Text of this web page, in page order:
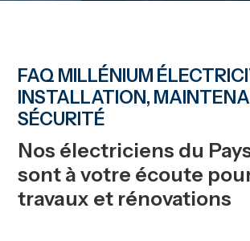
FAQ MILLÉNIUM
INSTALLATION,
SÉCURITÉ
Nos électriciens du
sont à votre écoute
travaux et rénovations